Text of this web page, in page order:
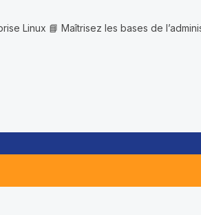
Linux 📘 Maîtrisez les bases de